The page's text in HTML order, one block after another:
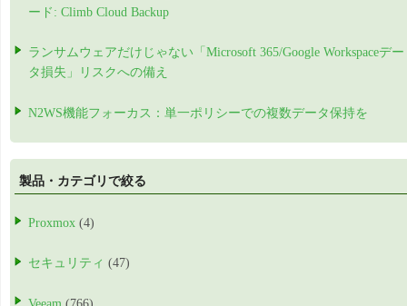
ード: Climb Cloud Backup
ランサムウェアだけじゃない「Microsoft 365/Google Workspaceデー
タ損失」リスクへの備え
N2WS機能フォーカス：単一ポリシーでの複数データ保持を
製品・カテゴリで絞る
Proxmox (4)
セキュリティ (47)